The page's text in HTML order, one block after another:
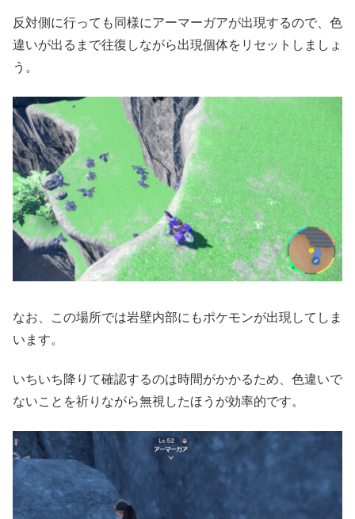
反対側に行っても同様にアーマーガアが出現するので、色
違いが出るまで往復しながら出現個体をリセットしましょ
う。
なお、この場所では岩壁内部にもポケモンが出現してしま
います。
いちいち降りて確認するのは時間がかかるため、色違いで
ないことを祈りながら無視したほうが効率的です。